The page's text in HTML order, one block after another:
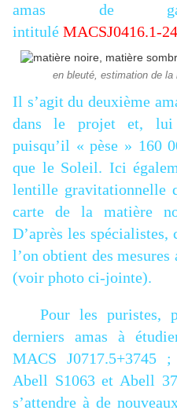
amas de
intitulé MACSJ0416.1-
en bleuté, estimation de la
Il s’agit du deuxième
dans le projet et, lui
puisqu’il « pèse » 160
que le Soleil. Ici
lentille gravitationnelle
carte de la matière
D’après les
l’on obtient des mesures
(voir photo ci-jointe).
Pour les puristes,
derniers amas à
MACS J0717.5+3745
Abell S1063 et Abell
s’attendre à de